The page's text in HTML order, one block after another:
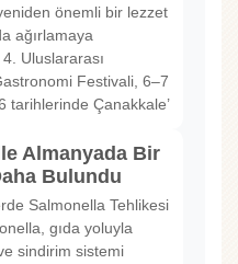
önemli bir lezzet
ağırlamaya
4. Uluslararası
Festivali, 6–7
tarihlerinde Çanakkale’
Almanyada Bir
Bulundu
Salmonella Tehlikesi
gıda yoluyla
sindirim sistemi